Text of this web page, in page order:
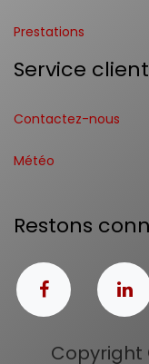
Prestations
Service client
Contactez-nous
Météo
Restons
Copyright